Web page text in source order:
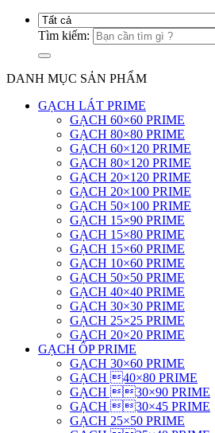
Tìm kiếm:
DANH MỤC SẢN PHẨM
GẠCH LÁT PRIME
GẠCH 60×60 PRIME
GẠCH 80×80 PRIME
GẠCH 60×120 PRIME
GẠCH 80×120 PRIME
GẠCH 20×120 PRIME
GẠCH 20×100 PRIME
GẠCH 50×100 PRIME
GẠCH 15×90 PRIME
GẠCH 15×80 PRIME
GẠCH 15×60 PRIME
GẠCH 10×60 PRIME
GẠCH 50×50 PRIME
GẠCH 40×40 PRIME
GẠCH 30×30 PRIME
GẠCH 25×25 PRIME
GẠCH 20×20 PRIME
GẠCH ỐP PRIME
GẠCH 30×60 PRIME
GẠCH 40×80 PRIME
GẠCH 30×90 PRIME
GẠCH 30×45 PRIME
GẠCH 25×50 PRIME